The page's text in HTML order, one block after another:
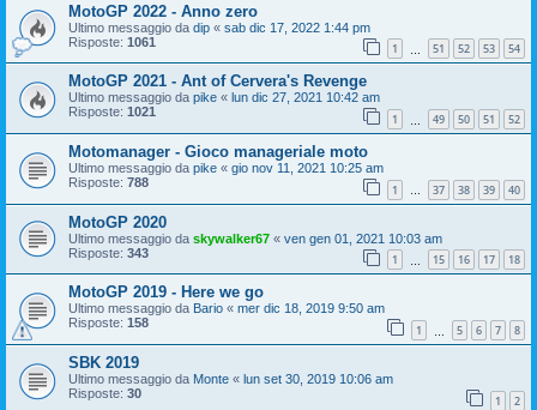
MotoGP 2022 - Anno zero
Ultimo messaggio da dip « sab dic 17, 2022 1:44 pm
Risposte: 1061 1 51 52 53 54
MotoGP 2021 - Ant of Cervera's Revenge
Ultimo messaggio da pike « lun dic 27, 2021 10:42 am
Risposte: 1021 1 49 50 51 52
Motomanager - Gioco manageriale moto
Ultimo messaggio da pike « gio nov 11, 2021 10:25 am
Risposte: 788 1 … 37 38 39 40
MotoGP 2020
Ultimo messaggio da skywalker67 « ven gen 01, 2021 10:03 am
Risposte: 343 1 15 16 17 18
MotoGP 2019 - Here we go
Ultimo messaggio da Bario « mer dic 18, 2019 9:50 am
Risposte: 158 1 5 6 7 8
SBK 2019
Ultimo messaggio da Monte « lun set 30, 2019 10:06 am
Risposte: 30 1 2